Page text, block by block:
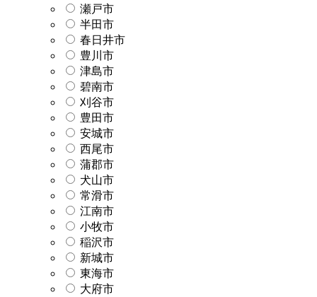
瀬戸市
半田市
春日井市
豊川市
津島市
碧南市
刈谷市
豊田市
安城市
西尾市
蒲郡市
犬山市
常滑市
江南市
小牧市
稲沢市
新城市
東海市
大府市